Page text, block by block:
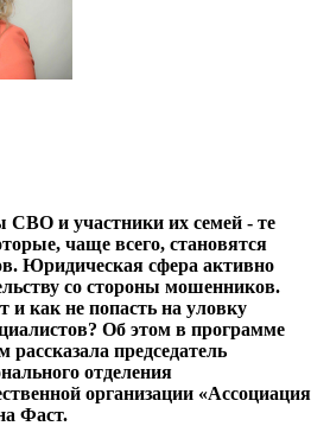
СВО и участники их семей - те
чаще всего, становятся
Юридическая сфера активно
со стороны мошенников.
и как не попасть на уловку
Об этом в программе
председатель
отделения
организации «Ассоциация
Фаст.